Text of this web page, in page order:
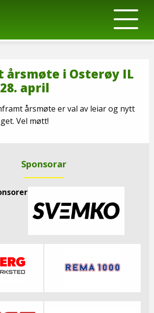
årsmøte i Osterøy IL
april
årsmøte er val av leiar og nytt
Vel møtt!
Sponsorar